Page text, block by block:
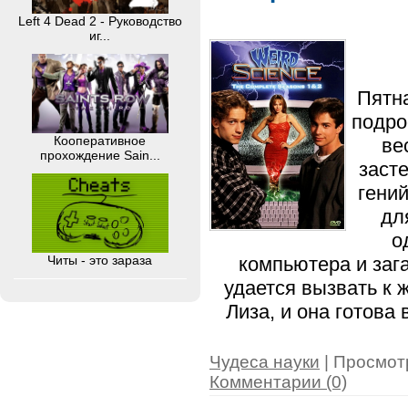
Left 4 Dead 2 - Руководство
иг...
Кооперативное
прохождение Sain...
Читы - это зараза
компьютера и
удается вызвать к
Лиза, и она
Чудеса науки |
Комментарии (0)